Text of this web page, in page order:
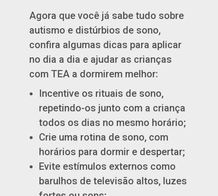
Agora que você já sabe tudo sobre
autismo e distúrbios de sono,
confira algumas dicas para aplicar
no dia a dia e ajudar as crianças
com TEA a dormirem melhor:
Incentive os rituais de sono,
repetindo-os junto com a criança
todos os dias no mesmo horário;
Crie uma rotina de sono, com
horários para dormir e despertar;
Evite estímulos externos como
barulhos de televisão altos, luzes